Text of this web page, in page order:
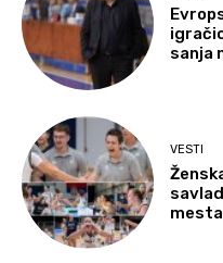
sanja
VESTI